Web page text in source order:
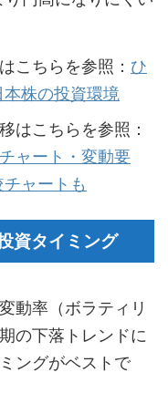
こちらを参照： ひ
株の投資環境
はこちらを参照：
ャート・変動要
ャートも
資タイミング
動率（ボラティリ
の下落トレンドに
ングがベストで